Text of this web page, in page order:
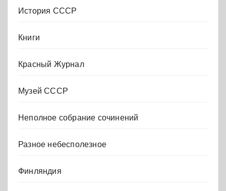
История СССР
Книги
Красный Журнал
Музей СССР
Неполное собрание сочинений
Разное небесполезное
Финляндия